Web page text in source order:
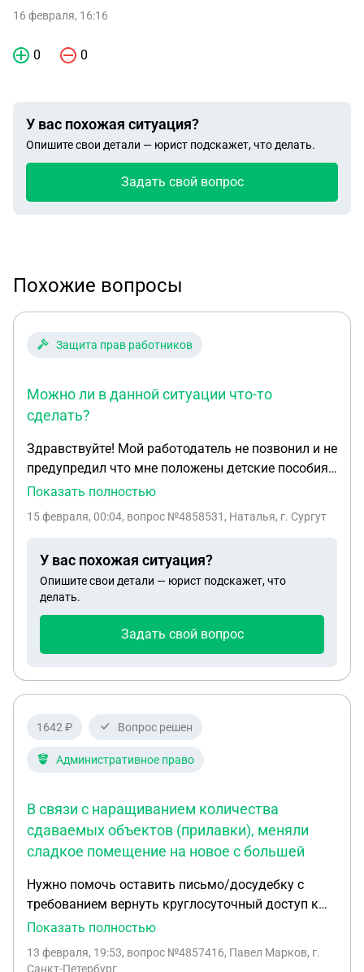
16 февраля, 16:16
0 0
У вас похожая ситуация?
Опишите свои детали — юрист подскажет, что делать.
Задать свой вопрос
Похожие вопросы
Защита прав работников
Можно ли в данной ситуации что-то
сделать?
Здравствуйте! Мой работодатель не позвонил и не
предупредил что мне положены детские пособия
от ФСС (стаж работы 10 лет) я о них ничего не
ли мне говорили нет. Сдавала документы только
и в бухгалтерию. Сейчас ребёнку 3 года, и я
только узнала что мне не выплатили около 600
тысяч государственных денег, и то, узнала
СФР, звонила им. Можно ли в данной ситуации
Показать полностью
15 февраля, 00:04, вопрос №4858531, Наталья, г. Сургут
У вас похожая ситуация?
Опишите свои детали — юрист подскажет, что
делать.
Задать свой вопрос
1642 ₽ Вопрос решен
Административное право
В связи с наращиванием количества
сдаваемых объектов (прилавки), меняли
сладкое помещение на новое с большей
Нужно помочь оставить письмо/досудебку с
требованием вернуть круглосуточный доступ к
лифту с целью досудебного урегулирования.
сумм, сам заполню), так же озвучить что у нас
Показать полностью
13 февраля, 19:53, вопрос №4857416, Павел Марков, г.
Санкт-Петербург